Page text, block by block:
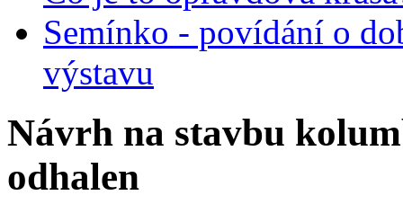
Semínko - povídání o
výstavu
Návrh na stavbu
odhalen